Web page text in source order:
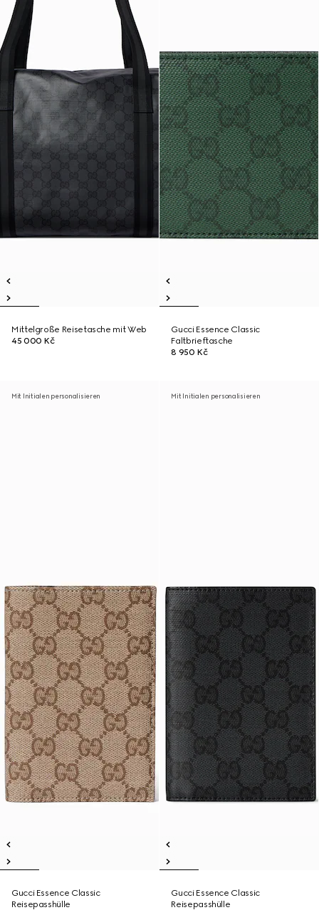
Mittelgroße Reisetasche mit Web
45 000 Kč
Gucci Essence Classic
Faltbrieftasche
8 950 Kč
Mit Initialen personalisieren
Gucci Essence Classic
Reisepasshülle
Mit Initialen personalisieren
Gucci Essence Classic
Reisepasshülle